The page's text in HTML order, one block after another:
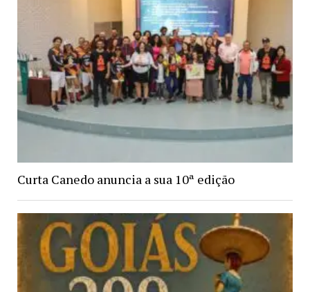
Curta Canedo anuncia a sua 10ª edição